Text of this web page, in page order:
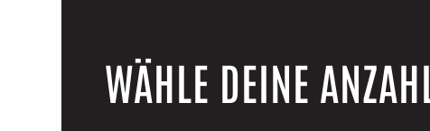
WÄHLE DEINE ANZAHL